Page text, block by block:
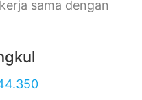
sama dengan